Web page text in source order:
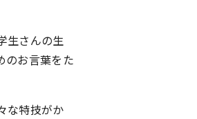
生さんの生
のお言葉をた
な特技がか